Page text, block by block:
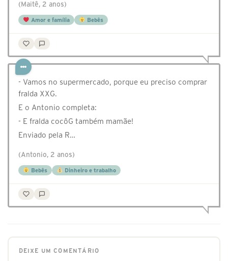
(Maitê, 2 anos)
Amor e família Bebês
- Vamos no supermercado, porque eu preciso comprar
fralda XXG.
E o Antonio completa:
- E fralda cocôG também mamãe!
Enviado pela R…
(Antonio, 2 anos)
Bebês Dinheiro e trabalho
DEIXE UM COMENTÁRIO